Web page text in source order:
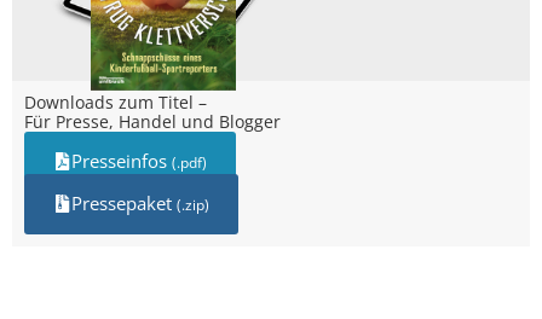
Downloads zum Titel –
Für Presse, Handel und Blogger
Presseinfos (.pdf)
Pressepaket (.zip)